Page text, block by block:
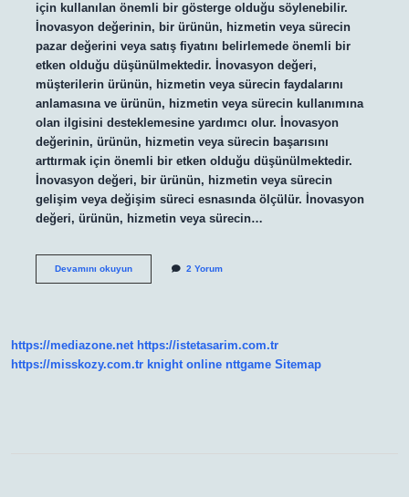
için kullanılan önemli bir gösterge olduğu söylenebilir.
İnovasyon değerinin, bir ürünün, hizmetin veya sürecin
pazar değerini veya satış fiyatını belirlemede önemli bir
etken olduğu düşünülmektedir. İnovasyon değeri,
müşterilerin ürünün, hizmetin veya sürecin faydalarını
anlamasına ve ürünün, hizmetin veya sürecin kullanımına
olan ilgisini desteklemesine yardımcı olur. İnovasyon
değerinin, ürünün, hizmetin veya sürecin başarısını
arttırmak için önemli bir etken olduğu düşünülmektedir.
İnovasyon değeri, bir ürünün, hizmetin veya sürecin
gelişim veya değişim süreci esnasında ölçülür. İnovasyon
değeri, ürünün, hizmetin veya sürecin…
Devamını okuyunİnovasyon
2 Yorum
https://mediazone.net https://istetasarim.com.tr
https://misskozy.com.tr knight online nttgame Sitemap